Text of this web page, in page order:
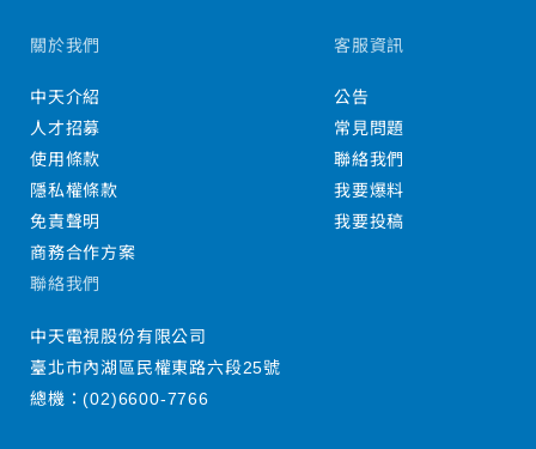
關於我們
中天介紹
人才招募
使用條款
隱私權條款
免責聲明
商務合作方案
客服資訊
公告
常見問題
聯絡我們
我要爆料
我要投稿
聯絡我們
中天電視股份有限公司
臺北市內湖區民權東路六段25號
總機：(02)6600-7766